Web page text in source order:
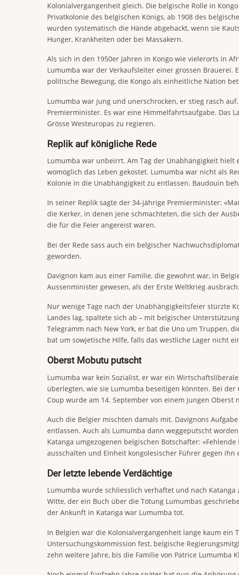
Kolonialvergangenheit gleich. Die belgische Rolle in
Privatkolonie des belgischen Königs, ab 1908 des
wurden systematisch die Hände abgehackt, wenn sie
Hunger, Krankheiten oder bei Massakern.
Als sich in den 1950er Jahren in Kongo wie vielerorts in
Lumumba war der Verkaufsleiter einer grossen Brauerei.
politische Bewegung, die Kongo als einheitliche Nation
Lumumba war jung und unerschrocken, er stieg rasch
Premierminister. Es war eine Himmelfahrtsaufgabe. Das
Grösse Westeuropas zu regieren.
Replik auf königliche Rede
Lumumba war unbeirrt. Am Tag der Unabhängigkeit hielt
womöglich das Leben gekostet. Lumumba war nicht als
Kolonie in die Unabhängigkeit zu entlassen. Baudouin
In seiner Replik sagte der 34-jährige Premierminister:
die Kerker, in denen jene schmachteten, die sich der
die für die Feier angereist waren.
Bei der Rede sass auch ein belgischer
geworden.
Davignon kam aus einer Familie, die gewohnt war, in
Aussenminister gewesen, als der Erste Weltkrieg
Nur wenige Tage nach der Unabhängigkeitsfeier stürzte
Landes lag, spaltete sich ab – mit belgischer
Telegramm nach New York, er bat die Uno um Truppen,
bat um sowjetische Hilfe, falls das westliche Lager nicht
Oberst Mobutu putscht
Lumumba war kein Sozialist, er war ein
überlegten, wie sie Lumumba beseitigen könnten. Bei
Coup wurde am 14. September von einem jungen
Auch die Belgier mischten damals mit. ­Davignons
entlassen. Auch als Lumumba dann weggeputscht
Katanga umgezogenen belgischen Botschafter:
ausschalten und Einheit kongolesischer Führer gegen ihn
Der letzte lebende Verdächtige
Lumumba wurde schliesslich verhaftet und nach
Witte, der ein Buch über die Tötung Lumumbas
der Ankunft in Katanga war Lumumba tot.
In Belgien war die Kolonialvergangenheit lange kaum ein
Untersuchungskommission fest, belgische
zehn weitere Jahre, bis die Familie von Patrice